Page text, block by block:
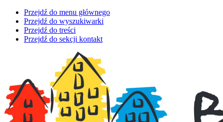
Przejdź do menu głównego
Przejdź do wyszukiwarki
Przejdź do treści
Przejdź do sekcji kontakt